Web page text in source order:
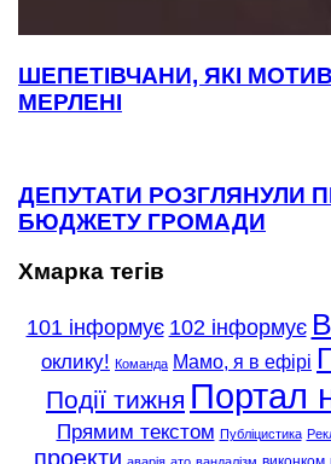
ШЕПЕТІВЧАНИ, ЯКІ
МЕРЛЕНІ
ДЕПУТАТИ РОЗГЛЯНУЛИ
БЮДЖЕТУ ГРОМАДИ
Хмарка тегів
101 інформує 102 інформує
оклику! Команда Мамо, я в ефірі
Події тижня Портал
Прямим текстом Публіцистика
проекти